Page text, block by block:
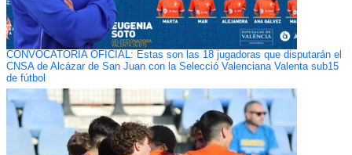
CONVOCATORIA OFICIAL: Estas son las 18 jugadoras que disputarán el
CNSA de Alcázar de San Juan con la Selecció Valenciana Valenta sub15
de fútbol